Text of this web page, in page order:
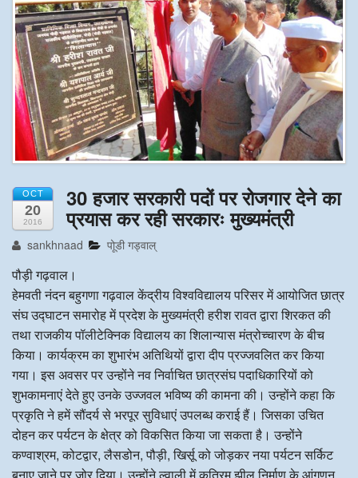
अन्य खबरै
OCT
20
2016
30 हजार सरकारी पदों पर रोजगार देने का
प्रयास कर रही सरकारः मुख्यमंत्री
sankhnaad पोूडी गड्वाल्
पौड़ी गढ़वाल।
हेमवती नंदन बहुगणा गढ़वाल केंद्रीय विश्वविद्यालय परिसर में आयोजित छात्र
संघ उद्घाटन समारोह में प्रदेश के मुख्यमंत्री हरीश रावत द्वारा शिरकत की
तथा राजकीय पॉलीटेक्निक विद्यालय का शिलान्यास मंत्रोच्चारण के बीच
किया। कार्यक्रम का शुभारंभ अतिथियों द्वारा दीप प्रज्जवलित कर किया
गया। इस अवसर पर उन्होंने नव निर्वाचित छात्रसंघ पदाधिकारियों को
शुभकामनाएं देते हुए उनके उज्जवल भविष्य की कामना की। उन्होंने कहा कि
प्रकृति ने हमें सौंदर्य से भरपूर सुविधाएं उपलब्ध कराई हैं। जिसका उचित
दोहन कर पर्यटन के क्षेत्र को विकसित किया जा सकता है। उन्होंने
कण्वाश्रम, कोटद्वार, लैसडोन, पौड़ी, खिर्सू को जोड़कर नया पर्यटन सर्किट
बनाए जाने पर जोर दिया। उन्होंने ल्वाली में कृत्रिम झील निर्माण के आंगणन